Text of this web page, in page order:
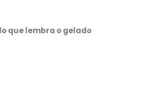
que lembra o gelado